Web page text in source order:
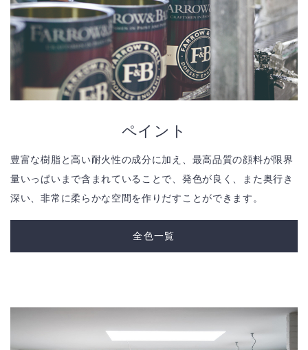
ペイント
豊富な樹脂と高い耐火性の成分に加え、最高品質の顔料が限界
量いっぱいまで含まれていることで、発色が良く、また奥行き
深い、非常に柔らかな空間を作りだすことができます。
全色一覧